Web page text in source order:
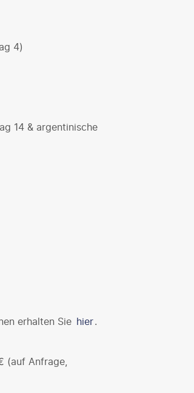
4)
14 & argentinische
erhalten Sie hier .
(auf Anfrage,